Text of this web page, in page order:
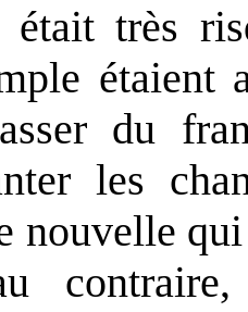
était très
étaient
du
les
contraire,